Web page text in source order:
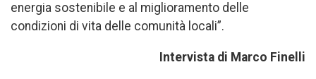
energia sostenibile e al miglioramento delle
condizioni di vita delle comunità locali”.
Intervista di Marco Finelli